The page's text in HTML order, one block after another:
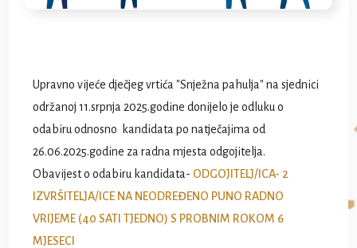
Upravno vijeće dječjeg vrtića "Snježna pahulja" na sjednici
održanoj 11.srpnja 2025.godine donijelo je odluku o
odabiru odnosno kandidata po natječajima od
26.06.2025.godine za radna mjesta odgojitelja.
Obavijest o odabiru kandidata- ODGOJITELJ/ICA- 2
IZVRŠITELJA/ICE NA NEODREĐENO PUNO RADNO
VRIJEME (40 SATI TJEDNO) S PROBNIM ROKOM 6
MJESECI